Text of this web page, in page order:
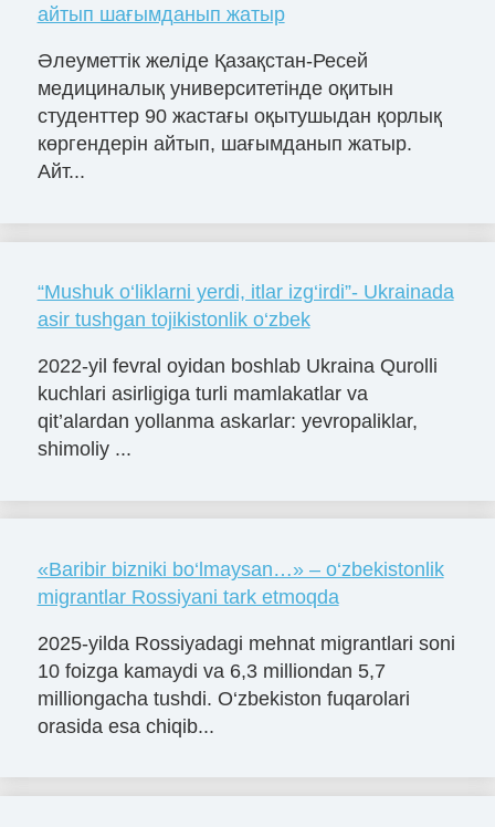
айтып шағымданып жатыр
Әлеуметтік желіде Қазақстан-Ресей
медициналық университетінде оқитын
студенттер 90 жастағы оқытушыдан қорлық
көргендерін айтып, шағымданып жатыр.
Айт...
“Mushuk o‘liklarni yerdi, itlar izg‘irdi”- Ukrainada
asir tushgan tojikistonlik o‘zbek
2022-yil fevral oyidan boshlab Ukraina Qurolli
kuchlari asirligiga turli mamlakatlar va
qit’alardan yollanma askarlar: yevropaliklar,
shimoliy ...
«Baribir bizniki bo‘lmaysan…» – o‘zbekistonlik
migrantlar Rossiyani tark etmoqda
2025-yilda Rossiyadagi mehnat migrantlari soni
10 foizga kamaydi va 6,3 milliondan 5,7
milliongacha tushdi. O‘zbekiston fuqarolari
orasida esa chiqib...